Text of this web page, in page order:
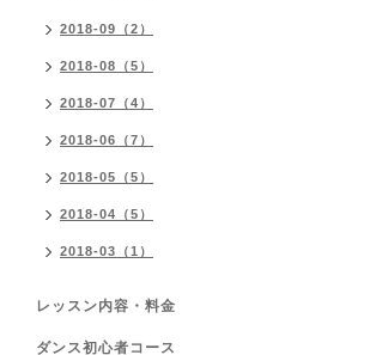
2018-09（2）
2018-08（5）
2018-07（4）
2018-06（7）
2018-05（5）
2018-04（5）
2018-03（1）
レッスン内容・料金
ダンス初心者コース